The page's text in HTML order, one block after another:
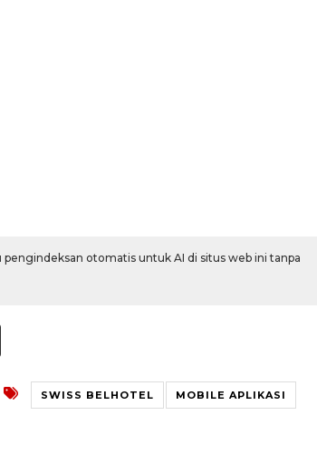
otomatis untuk AI di situs web ini tanpa
SWISS BELHOTEL MOBILE APLIKASI
BPBD Pangkalpinang